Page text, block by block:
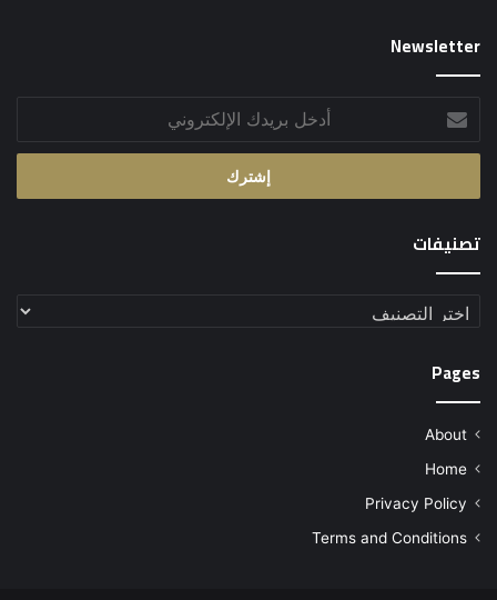
Newsletter
بريدك
الإلكتروني
تصنيفات
تصنيفات
Pages
About
Home
Privacy Policy
Terms and Conditions